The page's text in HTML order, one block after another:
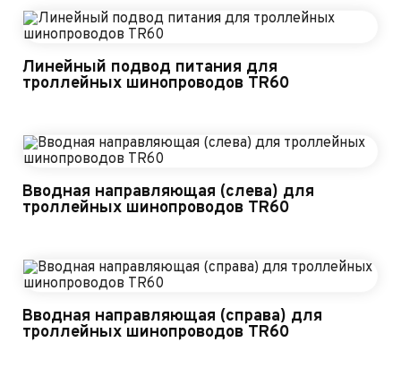
Линейный подвод питания для
троллейных шинопроводов TR60
Вводная направляющая (слева) для
троллейных шинопроводов TR60
Вводная направляющая (справа) для
троллейных шинопроводов TR60